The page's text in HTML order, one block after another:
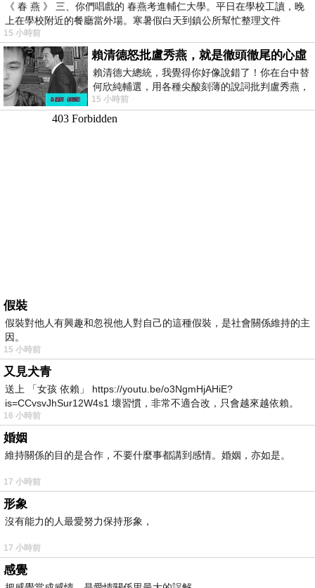
《 春 燕 》 三、你們唱戲的 春燕考進輔仁大學。平日在學校工讀，晚
上在學校附近的餐廳當外場。寒暑假白天到鎮公所幫忙整理文件
15 小時前
賴清德怒批盧秀燕，就是徹頭徹尾的心虛
賴清德大總統，我覺得你好像說錯了！你在台中替
何欣純輔選，用各種尖酸刻薄的說詞批判盧秀燕，
罵她施政滿意度輸給陳其邁，甚至還說盧
15 小時前
假裝
假裝對他人有興趣和忽視他人對自己的這種假裝，是社會關係維持的主
因。
15 小時前
又見犬青
送上 「女孩 依賴」 https://youtu.be/o3NgmHjAHiE?
is=CCvsvJhSur12W4s1 壞習慣，非常不適合改，只會越來越依賴。
我害怕的
16 小時前
婚姻
維持關係的目的是合作，不要什麼事都講到感情。婚姻，亦如是。
17 小時前
形象
沒有能力的人最愛努力保持形象，
17 小時前
感覺